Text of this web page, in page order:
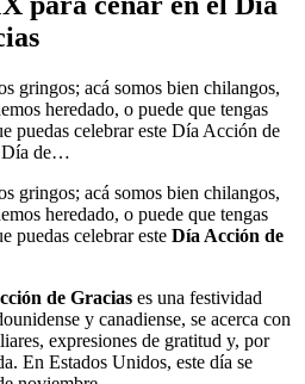
gringos; acá somos bien chilangos,
heredado, o puede que tengas
puedas celebrar este Día Acción de
Día de…
gringos; acá somos bien chilangos,
heredado, o puede que tengas
puedas celebrar este Día Acción de
de Gracias es una festividad
y canadiense, se acerca con
expresiones de gratitud y, por
En Estados Unidos, este día se